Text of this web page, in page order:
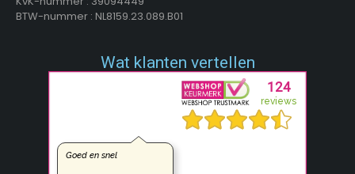
BTW-nummer : NL8159.23.089.B01
Wat klanten vertellen